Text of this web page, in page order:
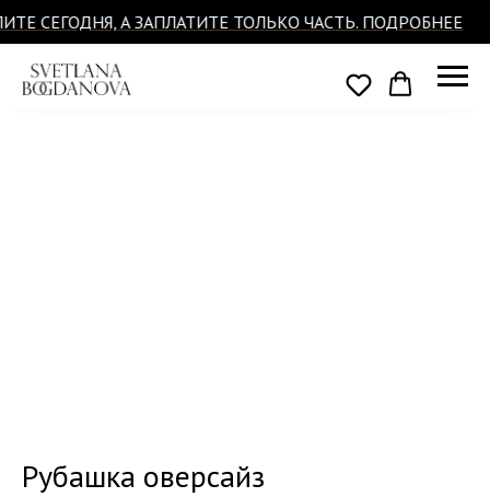
СЕГОДНЯ, А ЗАПЛАТИТЕ ТОЛЬКО ЧАСТЬ. ПОДРОБНЕЕ
Рубашка оверсайз